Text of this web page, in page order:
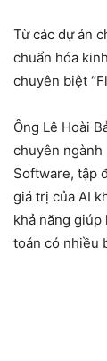
Từ các dự án
chuẩn hóa
chuyên biệt
Ông Lê Hoài
chuyên ngành
Software, tập
giá trị của AI
khả năng
toán có nhiều